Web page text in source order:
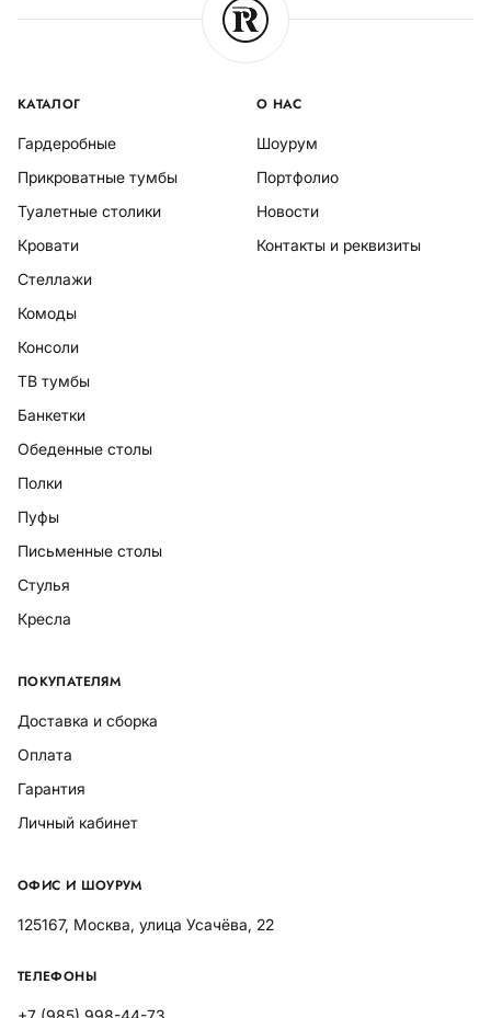
КАТАЛОГ
Гардеробные
Прикроватные тумбы
Туалетные столики
Кровати
Стеллажи
Комоды
Консоли
ТВ тумбы
Банкетки
Обеденные столы
Полки
Пуфы
Письменные столы
Стулья
Кресла
О НАС
Шоурум
Портфолио
Новости
Контакты и реквизиты
ПОКУПАТЕЛЯМ
Доставка и сборка
Оплата
Гарантия
Личный кабинет
ОФИС И ШОУРУМ
125167, Москва, улица Усачёва, 22
ТЕЛЕФОНЫ